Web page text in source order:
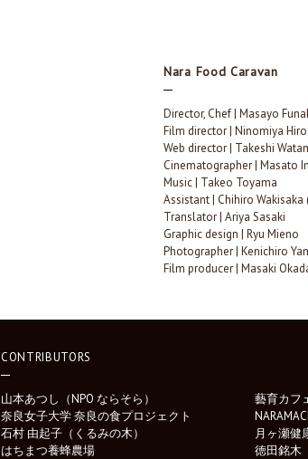
Nara Food Caravan
Director, Chef | Masayo
Film director | Ninomiya
Web director | Takeshi
Cinematographer | Masato
Music | Takeo Toyama
Assistant | Chihiro
Translator | Ariya Sasaki
Graphic design | Ryu Mieno
Photographer | Kenichiro
Film producer | Masaki
CONTRIBUTORS
山本あつし（NPO ならそら）
藝育カフ
奈良女子大学 奈良の食プロジェクト
石村 由起子（くるみの木）
月ヶ瀬健
はちまつ養蜂農場
徳田銘木